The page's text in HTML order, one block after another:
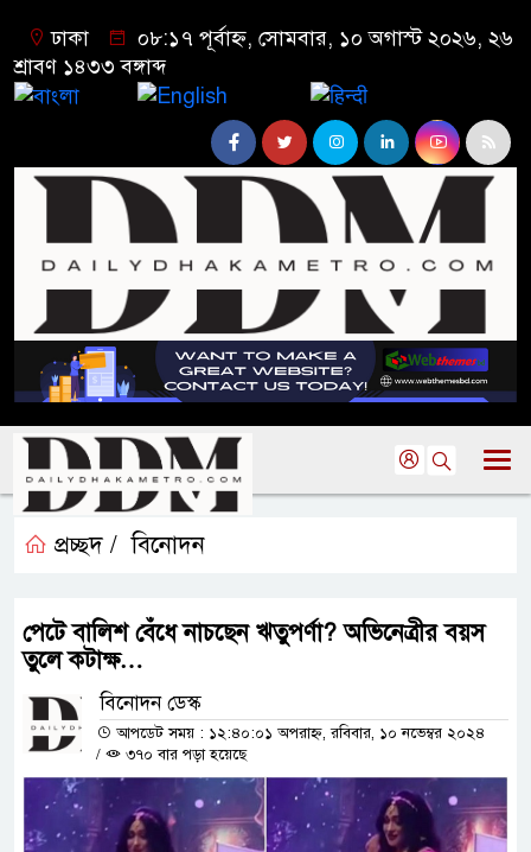
ঢাকা
০৮:১৭ পূর্বাহ্ন, সোমবার, ১০ অগাস্ট ২০২৬, ২৬
শ্রাবণ ১৪৩৩ বঙ্গাব্দ
প্রচ্ছদ / বিনোদন
পেটে বালিশ বেঁধে নাচছেন ঋতুপর্ণা? অভিনেত্রীর বয়স
তুলে কটাক্ষ…
বিনোদন ডেস্ক
আপডেট সময় : ১২:৪০:০১ অপরাহ্ন, রবিবার, ১০ নভেম্বর ২০২৪
/
৩৭০ বার পড়া হয়েছে